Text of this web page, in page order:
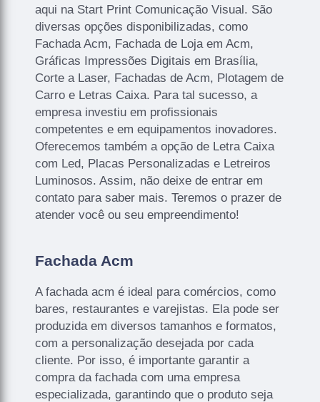
aqui na Start Print Comunicação Visual. São
diversas opções disponibilizadas, como
Fachada Acm, Fachada de Loja em Acm,
Gráficas Impressões Digitais em Brasília,
Corte a Laser, Fachadas de Acm, Plotagem de
Carro e Letras Caixa. Para tal sucesso, a
empresa investiu em profissionais
competentes e em equipamentos inovadores.
Oferecemos também a opção de Letra Caixa
com Led, Placas Personalizadas e Letreiros
Luminosos. Assim, não deixe de entrar em
contato para saber mais. Teremos o prazer de
atender você ou seu empreendimento!
Fachada Acm
A fachada acm é ideal para comércios, como
bares, restaurantes e varejistas. Ela pode ser
produzida em diversos tamanhos e formatos,
com a personalização desejada por cada
cliente. Por isso, é importante garantir a
compra da fachada com uma empresa
especializada, garantindo que o produto seja